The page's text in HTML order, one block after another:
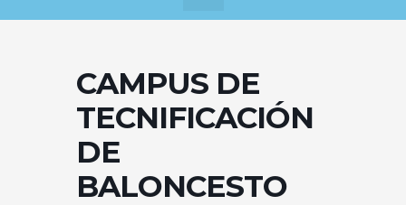
CAMPUS DE
TECNIFICACIÓN
DE
BALONCESTO